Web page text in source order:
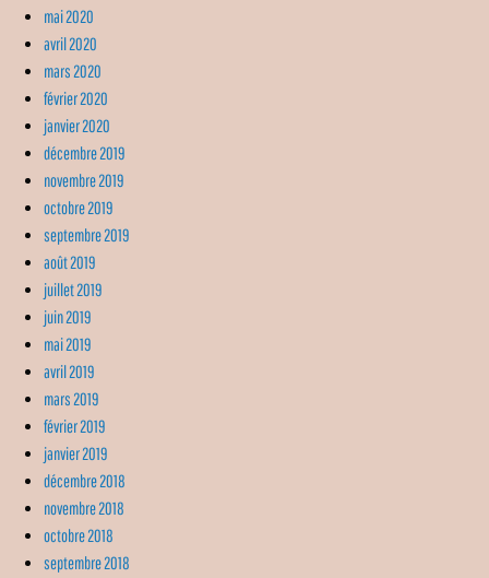
mai 2020
avril 2020
mars 2020
février 2020
janvier 2020
décembre 2019
novembre 2019
octobre 2019
septembre 2019
août 2019
juillet 2019
juin 2019
mai 2019
avril 2019
mars 2019
février 2019
janvier 2019
décembre 2018
novembre 2018
octobre 2018
septembre 2018